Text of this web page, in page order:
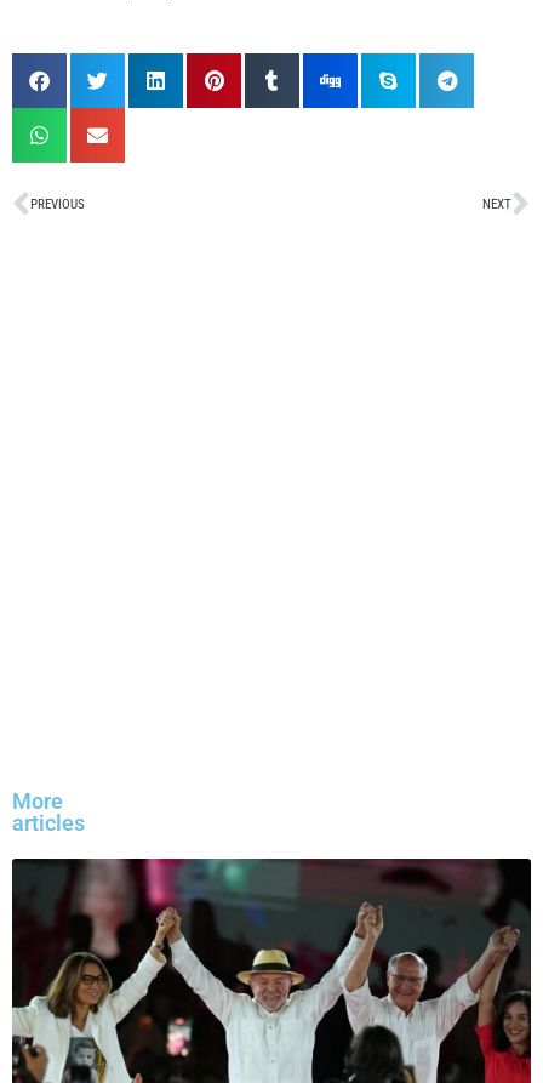
PREVIOUS NEXT
More
articles